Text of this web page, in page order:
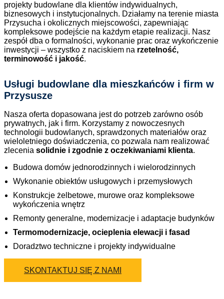
projekty budowlane dla klientów indywidualnych,
biznesowych i instytucjonalnych. Działamy na terenie miasta
Przysucha i okolicznych miejscowości, zapewniając
kompleksowe podejście na każdym etapie realizacji. Nasz
zespół dba o formalności, wykonanie prac oraz wykończenie
inwestycji – wszystko z naciskiem na rzetelność,
terminowość i jakość.
Usługi budowlane dla mieszkańców i firm w
Przysusze
Nasza oferta dopasowana jest do potrzeb zarówno osób
prywatnych, jak i firm. Korzystamy z nowoczesnych
technologii budowlanych, sprawdzonych materiałów oraz
wieloletniego doświadczenia, co pozwala nam realizować
zlecenia solidnie i zgodnie z oczekiwaniami klienta.
Budowa domów jednorodzinnych i wielorodzinnych
Wykonanie obiektów usługowych i przemysłowych
Konstrukcje żelbetowe, murowe oraz kompleksowe
wykończenia wnętrz
Remonty generalne, modernizacje i adaptacje budynków
Termomodernizacje, ocieplenia elewacji i fasad
Doradztwo techniczne i projekty indywidualne
SKONTAKTUJ SIĘ Z NAMI